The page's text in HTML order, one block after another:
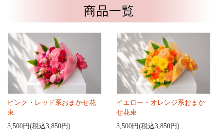
商品一覧
ピンク・レッド系おまかせ花
束
3,500円(税込3,850円)
イエロー・オレンジ系おまか
せ花束
3,500円(税込3,850円)